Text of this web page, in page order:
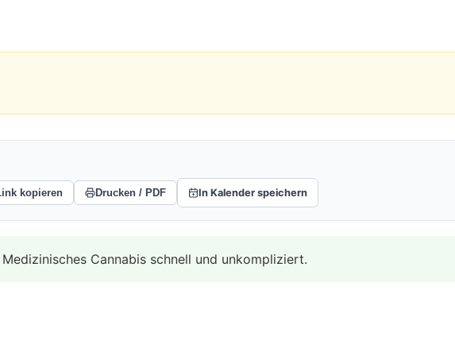
kopieren Drucken / PDF In Kalender speichern
Cannabis schnell und unkompliziert.